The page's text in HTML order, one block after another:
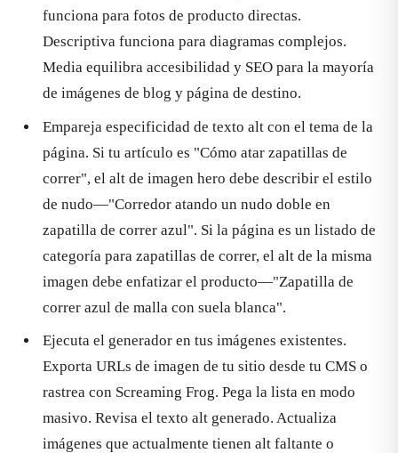
funciona para fotos de producto directas.
Descriptiva funciona para diagramas complejos.
Media equilibra accesibilidad y SEO para la mayoría
de imágenes de blog y página de destino.
Empareja especificidad de texto alt con el tema de la
página. Si tu artículo es "Cómo atar zapatillas de
correr", el alt de imagen hero debe describir el estilo
de nudo—"Corredor atando un nudo doble en
zapatilla de correr azul". Si la página es un listado de
categoría para zapatillas de correr, el alt de la misma
imagen debe enfatizar el producto—"Zapatilla de
correr azul de malla con suela blanca".
Ejecuta el generador en tus imágenes existentes.
Exporta URLs de imagen de tu sitio desde tu CMS o
rastrea con Screaming Frog. Pega la lista en modo
masivo. Revisa el texto alt generado. Actualiza
imágenes que actualmente tienen alt faltante o